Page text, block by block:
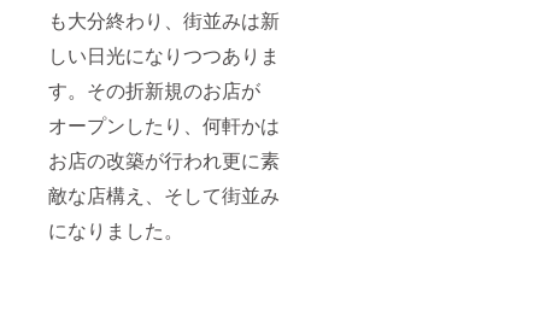
も大分終わり、街並みは新
しい日光になりつつありま
す。その折新規のお店が
オープンしたり、何軒かは
お店の改築が行われ更に素
敵な店構え、そして街並み
になりました。